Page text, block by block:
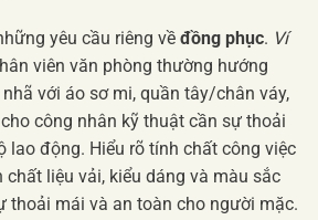
yêu cầu riêng về đồng phục. Ví
viên văn phòng thường hướng
với áo sơ mi, quần tây/chân váy,
công nhân kỹ thuật cần sự thoải
lao động. Hiểu rõ tính chất công việc
liệu vải, kiểu dáng và màu sắc
thoải mái và an toàn cho người mặc.